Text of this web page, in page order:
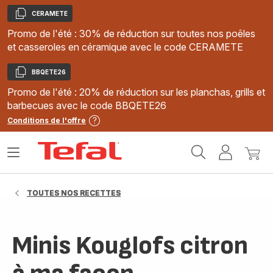
Copier
CERAMETE
Promo de l'été : 30% de réduction sur toutes nos poêles
et casseroles en céramique avec le code CERAMETE
Copier
BBQETE26
Promo de l'été : 20% de réduction sur les planchas, grills et
barbecues avec le code BBQETE26
Conditions de l'offre
MonMon
Ouvrir
TOUTES NOS RECETTES
Minis Kouglofs citron